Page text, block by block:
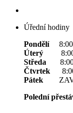
Úřední hodiny
Pondělí
Úterý
Středa
Čtvrtek
Pátek
Polední